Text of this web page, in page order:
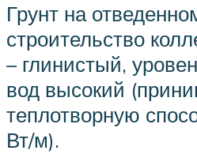
Грунт на
строительство
– глинистый,
вод высокий
теплотворную
Вт/м).